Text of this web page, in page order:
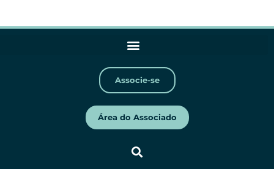
Associe-se
Área do Associado